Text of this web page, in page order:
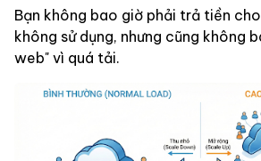
Bạn không bao giờ phải trả tiền
không sử dụng, nhưng cũng không
web" vì quá tải.